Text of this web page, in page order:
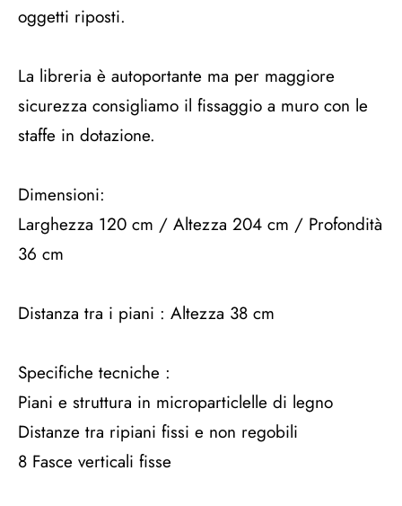
oggetti riposti.
La libreria è autoportante ma per maggiore
sicurezza consigliamo il fissaggio a muro con le
staffe in dotazione.
Dimensioni:
Larghezza 120 cm / Altezza 204 cm / Profondità
36 cm
Distanza tra i piani : Altezza 38 cm
Specifiche tecniche :
Piani e struttura in microparticlelle di legno
Distanze tra ripiani fissi e non regobili
8 Fasce verticali fisse